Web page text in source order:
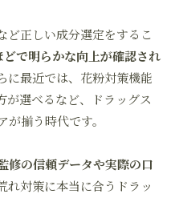
ど正しい成分選定をするこ
で明らかな向上が確認され
最近では、 花粉対策機能
が選べるなど、ドラッグス
揃う時代です。
修の信頼データや実際の口
れ対策に本当に合うドラッ